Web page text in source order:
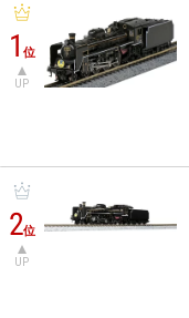
1位
UP
2位
UP